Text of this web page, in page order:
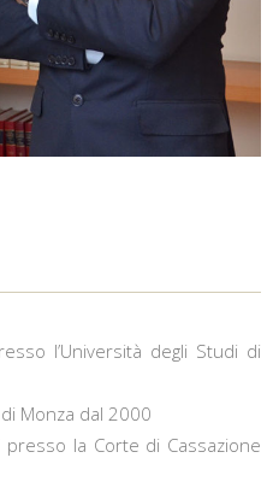
l’Università degli Studi di
Monza dal 2000
presso la Corte di Cassazione